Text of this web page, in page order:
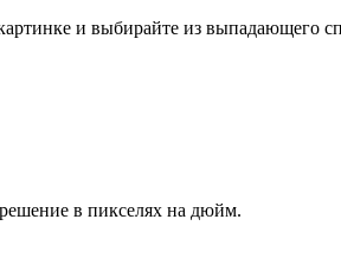
и выбирайте из выпадающего
в пикселях на дюйм.